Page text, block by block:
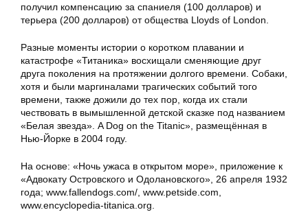
получил компенсацию за спаниеля (100 долларов) и
терьера (200 долларов) от общества Lloyds of London.
Разные моменты истории о коротком плавании и
катастрофе «Титаника» восхищали сменяющие друг
друга поколения на протяжении долгого времени. Собаки,
хотя и были маргиналами трагических событий того
времени, также дожили до тех пор, когда их стали
чествовать в вымышленной детской сказке под названием
«Белая звезда». A Dog on the Titanic», размещённая в
Нью-Йорке в 2004 году.
На основе: «Ночь ужаса в открытом море», приложение к
«Адвокату Островского и Одолановского», 26 апреля 1932
года; www.fallendogs.com/, www.petside.com,
www.encyclopedia-titanica.org.